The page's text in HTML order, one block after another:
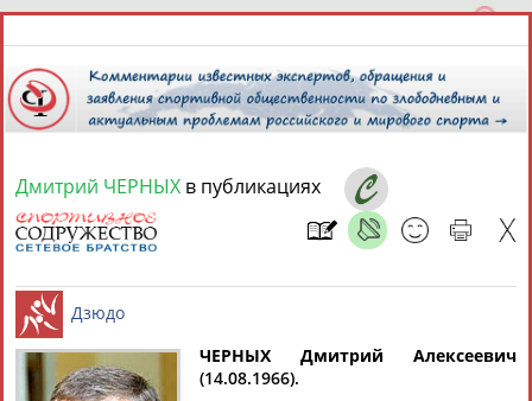
10 августа 2026 года,
СПОРТСМЕНЫ, ТРЕНЕРЫ И СПЕЦИАЛИСТЫ
Найдено: 13181персон Расширенный поиск
Дмитрий ЧЕРНЫХ в публикациях
ЧЕРНЫХ Дмитрий Алексеевич
(14.08.1966).